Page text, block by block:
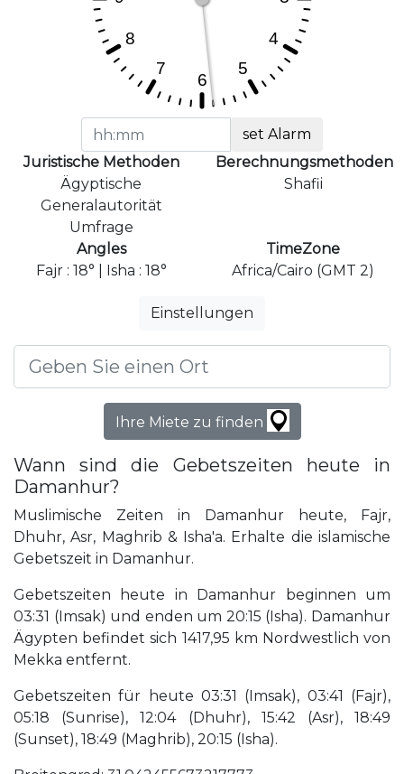
set Alarm
Juristische Methoden
Ägyptische
Generalautorität
Umfrage
Berechnungsmethoden
Shafii
Angles
Fajr : 18° | Isha : 18°
TimeZone
Africa/Cairo (GMT 2)
Einstellungen
Ihre Miete zu finden
Wann sind die Gebetszeiten heute in
Damanhur?
Muslimische Zeiten in Damanhur heute, Fajr,
Dhuhr, Asr, Maghrib & Isha'a. Erhalte die islamische
Gebetszeit in Damanhur.
Gebetszeiten heute in Damanhur beginnen um
03:31 (Imsak) und enden um 20:15 (Isha). Damanhur
Ägypten befindet sich 1417,95 km Nordwestlich von
Mekka entfernt.
Gebetszeiten für heute 03:31 (Imsak), 03:41 (Fajr),
05:18 (Sunrise), 12:04 (Dhuhr), 15:42 (Asr), 18:49
(Sunset), 18:49 (Maghrib), 20:15 (Isha).